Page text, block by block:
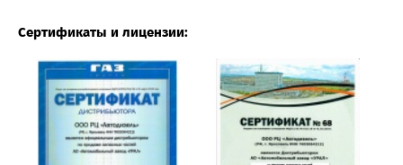
Сертификаты и лицензии: